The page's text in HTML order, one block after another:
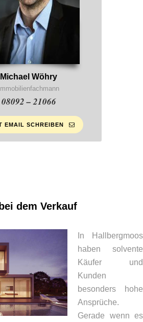
Michael Wöhry
Immobilienfachmann
08092 – 21066
EMAIL SCHREIBEN
dem Verkauf
In Hallbergmoos
haben solvente
Käufer und
Kunden
besonders hohe
Ansprüche.
Gerade wenn es